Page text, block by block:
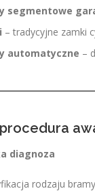
segmentowe
– tradycyjne zamki
automatyczne –
diagnoza
rodzaju